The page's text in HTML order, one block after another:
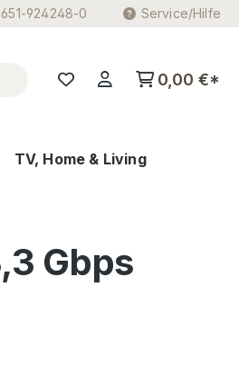
924248-0 Service/Hilfe
0,00 €*
TV, Home & Living
Gbps